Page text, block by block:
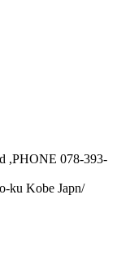
,PHONE 078-393-
ku Kobe Japn/